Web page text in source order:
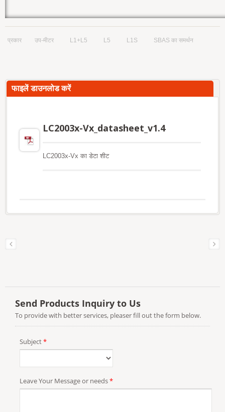
प्रकार उप-मीटर L1+L5 L5 L1S SBAS का समर्थन
फाइलें डाउनलोड करें
LC2003x-Vx_datasheet_v1.4
LC2003x-Vx का डेटा शीट